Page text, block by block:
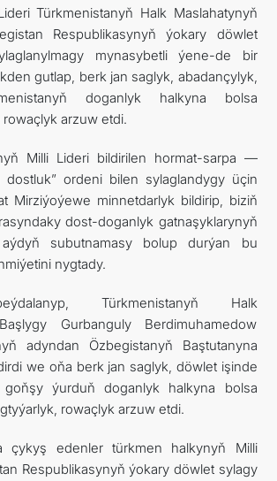
Türkmenistanyň Halk Maslahatynyň
Respublikasynyň ýokary döwlet
mynasybetli ýene-de bir
gutlap, berk jan saglyk, abadançylyk,
doganlyk halkyna bolsa
arzuw etdi.
Milli Lideri bildirilen hormat-sarpa —
dostluk” ordeni bilen sylaglandygy üçin
Mirziýoýewe minnetdarlyk bildirip, biziň
dost-doganlyk gatnaşyklarynyň
aýdyň subutnamasy bolup durýan bu
nygtady.
Türkmenistanyň Halk
Gurbanguly Berdimuhamedow
adyndan Özbegistanyň Baştutanyna
we oňa berk jan saglyk, döwlet işinde
goňşy ýurduň doganlyk halkyna bolsa
rowaçlyk arzuw etdi.
çykyş edenler türkmen halkynyň Milli
Respublikasynyň ýokary döwlet sylagy